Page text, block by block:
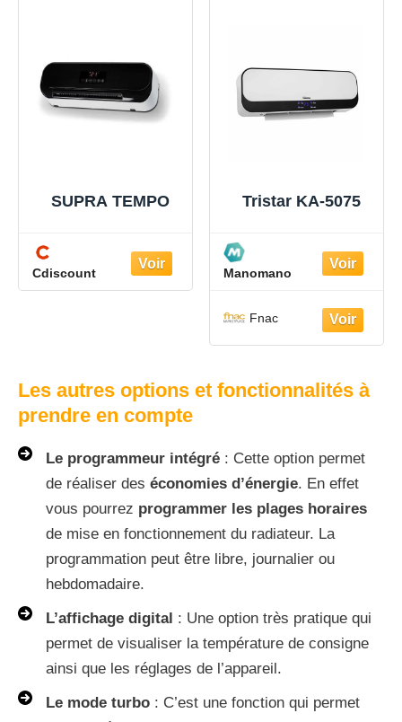
SUPRA TEMPO
Cdiscount
Tristar KA-5075
Manomano
Fnac
Les autres options et fonctionnalités à
prendre en compte
Le programmeur intégré : Cette option permet
de réaliser des économies d’énergie. En effet
vous pourrez programmer les plages horaires
de mise en fonctionnement du radiateur. La
programmation peut être libre, journalier ou
hebdomadaire.
L’affichage digital : Une option très pratique qui
permet de visualiser la température de consigne
ainsi que les réglages de l’appareil.
Le mode turbo : C’est une fonction qui permet